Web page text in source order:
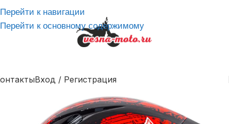
Перейти к навигации
Перейти к основному содержимому
Вход / Регистрация